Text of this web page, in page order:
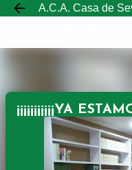
Ir al
A.C.A. Casa de
¡¡¡¡¡¡¡¡¡¡¡YA